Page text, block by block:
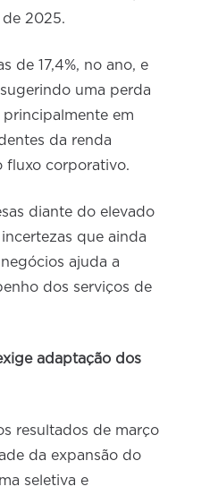
de 2025.
de 17,4%, no ano, e
sugerindo uma perda
em
da renda
fluxo corporativo.
diante do elevado
que ainda
ajuda a
dos serviços de
adaptação dos
resultados de março
da expansão do
seletiva e